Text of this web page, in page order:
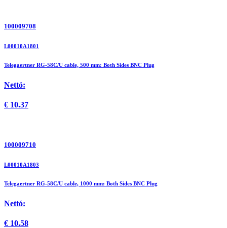
100009708
L00010A1801
Telegaertner RG-58C/U cable, 500 mm: Both Sides BNC Plug
Nettó:
€ 10.37
100009710
L00010A1803
Telegaertner RG-58C/U cable, 1000 mm: Both Sides BNC Plug
Nettó:
€ 10.58